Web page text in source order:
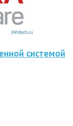
системой